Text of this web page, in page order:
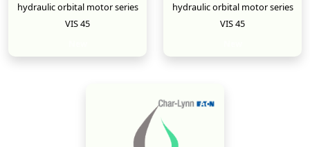
hydraulic orbital motor series
VIS 45
hydraulic orbital motor series
VIS 45